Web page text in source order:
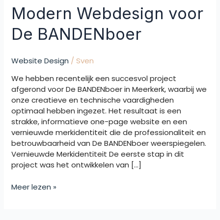
Modern Webdesign voor
De BANDENboer
Website Design /Sven
We hebben recentelijk een succesvol project
afgerond voor De BANDENboer in Meerkerk, waarbij we
onze creatieve en technische vaardigheden
optimaal hebben ingezet. Het resultaat is een
strakke, informatieve one-page website en een
vernieuwde merkidentiteit die de professionaliteit en
betrouwbaarheid van De BANDENboer weerspiegelen.
Vernieuwde Merkidentiteit De eerste stap in dit
project was het ontwikkelen van […]
Meer lezen »